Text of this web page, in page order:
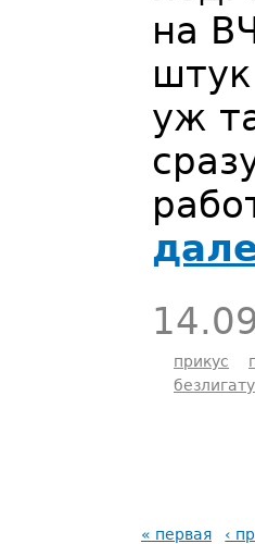
на
уж
прикус
« первая ‹